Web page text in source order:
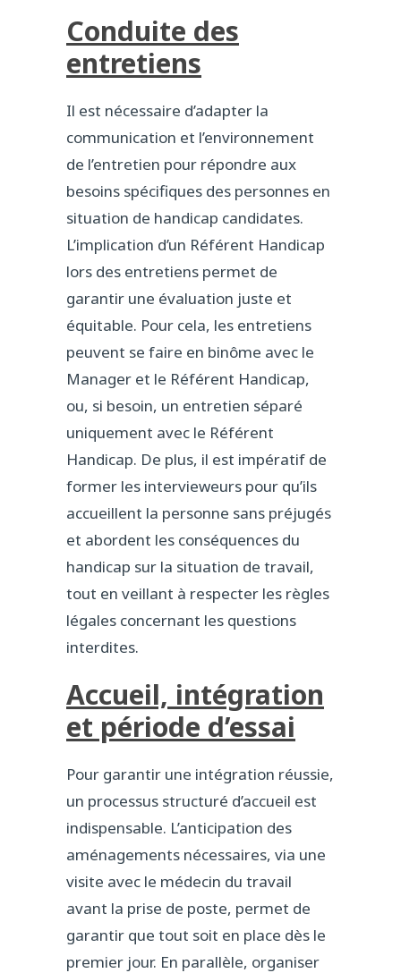
Conduite des
entretiens
Il est nécessaire d’adapter la
communication et l’environnement
de l’entretien pour répondre aux
besoins spécifiques des personnes en
situation de handicap candidates.
L’implication d’un Référent Handicap
lors des entretiens permet de
garantir une évaluation juste et
équitable. Pour cela, les entretiens
peuvent se faire en binôme avec le
Manager et le Référent Handicap,
ou, si besoin, un entretien séparé
uniquement avec le Référent
Handicap. De plus, il est impératif de
former les intervieweurs pour qu’ils
accueillent la personne sans préjugés
et abordent les conséquences du
handicap sur la situation de travail,
tout en veillant à respecter les règles
légales concernant les questions
interdites.
Accueil, intégration
et période d’essai
Pour garantir une intégration réussie,
un processus structuré d’accueil est
indispensable. L’anticipation des
aménagements nécessaires, via une
visite avec le médecin du travail
avant la prise de poste, permet de
garantir que tout soit en place dès le
premier jour. En parallèle, organiser